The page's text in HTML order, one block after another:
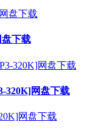
下载
320K]网盘下载